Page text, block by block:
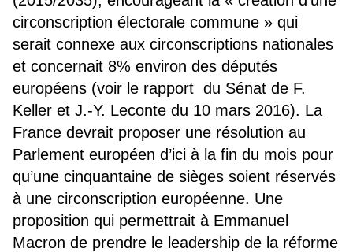
circonscription électorale commune » qui
serait connexe aux circonscriptions nationales
et concernait 8% environ des députés
européens (voir le rapport du Sénat de F.
Keller et J.-Y. Leconte du 10 mars 2016). La
France devrait proposer une résolution au
Parlement européen d’ici à la fin du mois pour
qu’une cinquantaine de sièges soient réservés
à une circonscription européenne. Une
proposition qui permettrait à Emmanuel
Macron de prendre le leadership de la réforme